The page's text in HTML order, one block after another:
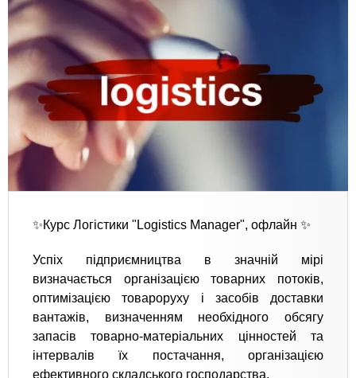
✨Курс Логістики "Logistics Manager", офлайн ✨
Успіх підприємництва в значній мірі
визначається організацією товарних потоків,
оптимізацією товароруху і засобів доставки
вантажів, визначенням необхідного обсягу
запасів товарно-матеріальних цінностей та
інтервалів їх постачання, організацією
ефективного складського господарства.